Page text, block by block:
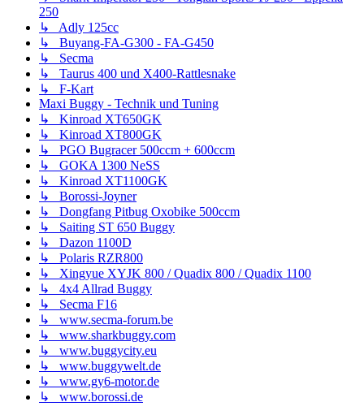
250
↳ Adly 125cc
↳ Buyang-FA-G300 - FA-G450
↳ Secma
↳ Taurus 400 und X400-Rattlesnake
↳ F-Kart
Maxi Buggy - Technik und Tuning
↳ Kinroad XT650GK
↳ Kinroad XT800GK
↳ PGO Bugracer 500ccm + 600ccm
↳ GOKA 1300 NeSS
↳ Kinroad XT1100GK
↳ Borossi-Joyner
↳ Dongfang Pitbug Oxobike 500ccm
↳ Saiting ST 650 Buggy
↳ Dazon 1100D
↳ Polaris RZR800
↳ Xingyue XYJK 800 / Quadix 800 / Quadix 1100
↳ 4x4 Allrad Buggy
↳ Secma F16
↳ www.secma-forum.be
↳ www.sharkbuggy.com
↳ www.buggycity.eu
↳ www.buggywelt.de
↳ www.gy6-motor.de
↳ www.borossi.de